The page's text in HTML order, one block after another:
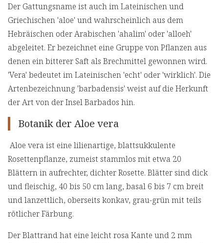
Der Gattungsname ist auch im Lateinischen und
Griechischen 'aloe' und wahrscheinlich aus dem
Hebräischen oder Arabischen 'ahalim' oder 'alloeh'
abgeleitet. Er bezeichnet eine Gruppe von Pflanzen aus
denen ein bitterer Saft als Brechmittel gewonnen wird.
'Vera' bedeutet im Lateinischen 'echt' oder 'wirklich'. Die
Artenbezeichnung 'barbadensis' weist auf die Herkunft
der Art von der Insel Barbados hin.
Botanik der Aloe vera
Aloe vera ist eine lilienartige, blattsukkulente
Rosettenpflanze, zumeist stammlos mit etwa 20
Blättern in aufrechter, dichter Rosette. Blätter sind dick
und fleischig, 40 bis 50 cm lang, basal 6 bis 7 cm breit
und lanzettlich, oberseits konkav, grau-grün mit teils
rötlicher Färbung.
Der Blattrand hat eine leicht rosa Kante und 2 mm